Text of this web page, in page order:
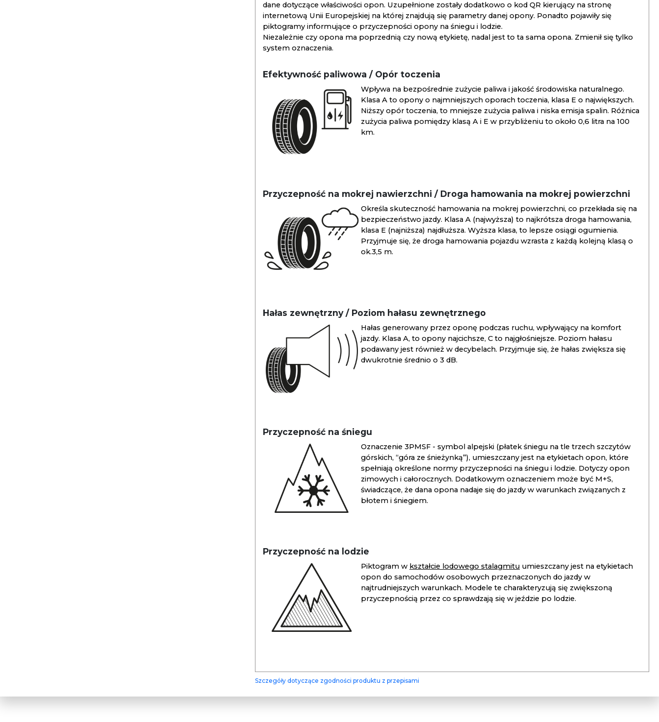
dane dotyczące właściwości opon. Uzupełnione zostały dodatkowo o kod QR kierujący na stronę
internetową Unii Europejskiej na której znajdują się parametry danej opony. Ponadto pojawiły się
piktogramy informujące o przyczepności opony na śniegu i lodzie.
Niezależnie czy opona ma poprzednią czy nową etykietę, nadal jest to ta sama opona. Zmienił się tylko
system oznaczenia.
Efektywność paliwowa / Opór toczenia
Wpływa na bezpośrednie zużycie paliwa i jakość środowiska naturalnego.
Klasa A to opony o najmniejszych oporach toczenia, klasa E o największych.
Niższy opór toczenia, to mniejsze zużycia paliwa i niska emisja spalin. Różnica
zużycia paliwa pomiędzy klasą A i E w przybliżeniu to około 0,6 litra na 100
km.
Przyczepność na mokrej nawierzchni / Droga hamowania na mokrej powierzchni
Określa skuteczność hamowania na mokrej powierzchni, co przekłada się na
bezpieczeństwo jazdy. Klasa A (najwyższa) to najkrótsza droga hamowania,
klasa E (najniższa) najdłuższa. Wyższa klasa, to lepsze osiągi ogumienia.
Przyjmuje się, że droga hamowania pojazdu wzrasta z każdą kolejną klasą o
ok.3,5 m.
Hałas zewnętrzny / Poziom hałasu zewnętrznego
Hałas generowany przez oponę podczas ruchu, wpływający na komfort
jazdy. Klasa A, to opony najcichsze, C to najgłośniejsze. Poziom hałasu
podawany jest również w decybelach. Przyjmuje się, że hałas zwiększa się
dwukrotnie średnio o 3 dB.
Przyczepność na śniegu
Oznaczenie 3PMSF - symbol alpejski (płatek śniegu na tle trzech szczytów
górskich, “góra ze śnieżynką”), umieszczany jest na etykietach opon, które
spełniają określone normy przyczepności na śniegu i lodzie. Dotyczy opon
zimowych i całorocznych. Dodatkowym oznaczeniem może być M+S,
świadczące, że dana opona nadaje się do jazdy w warunkach związanych z
błotem i śniegiem.
Przyczepność na lodzie
Piktogram w kształcie lodowego stalagmitu umieszczany jest na etykietach
opon do samochodów osobowych przeznaczonych do jazdy w
najtrudniejszych warunkach. Modele te charakteryzują się zwiększoną
przyczepnością przez co sprawdzają się w jeździe po lodzie.
Szczegóły dotyczące zgodności produktu z przepisami